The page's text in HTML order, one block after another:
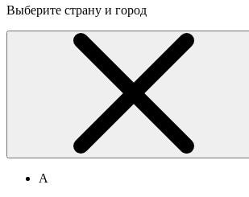
Выберите страну и город
А